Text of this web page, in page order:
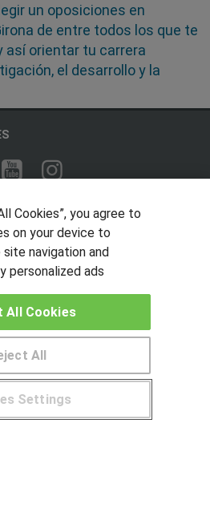
un oposiciones en
de entre todos los que te
orientar tu carrera
el desarrollo y la
alguna duda? 900 264 357
Cookies”, you agree to
on your device to
site navigation and
personalized ads
Settings
All
All Cookies